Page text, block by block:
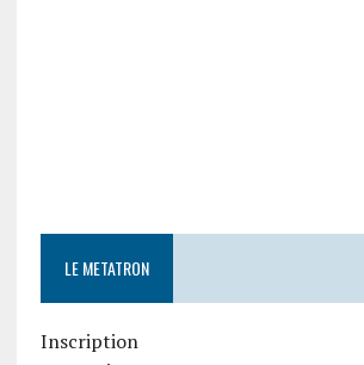
LE METATRON
Inscription